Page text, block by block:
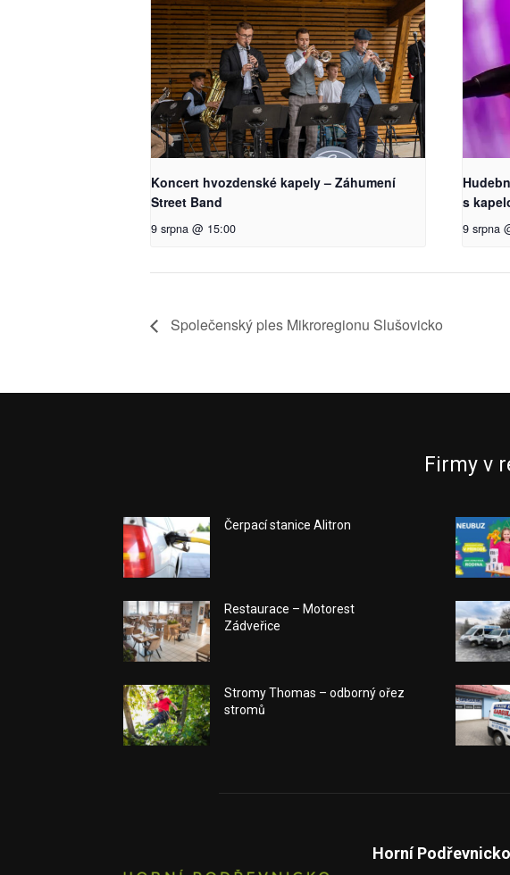
Koncert hvozdenské kapely – Záhumení
Street Band
9 srpna @ 15:00
s
9 srpna
Společenský ples Mikroregionu Slušovicko
Firmy v
Čerpací stanice Alitron
Restaurace – Motorest
Zádveřice
Stromy Thomas – odborný ořez
stromů
Horní